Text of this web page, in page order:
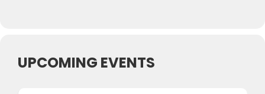
UPCOMING EVENTS